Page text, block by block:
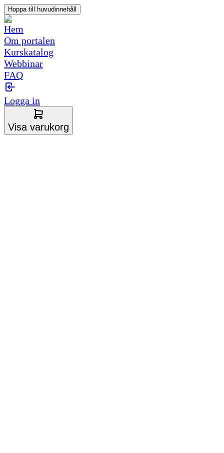
Hoppa till huvudinnehåll
Hem
Om portalen
Kurskatalog
Webbinar
FAQ
Logga in
Visa varukorg